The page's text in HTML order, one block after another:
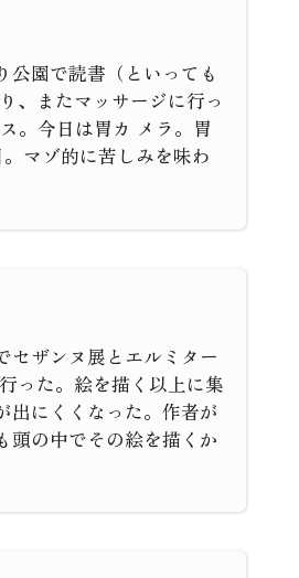
公園で読書（といっても
、またマッサージに行っ
。今日は胃カ メラ。胃
マゾ的に苦しみを味わ
セザンヌ展とエルミター
った。絵を描く以上に集
出にくくなった。作者が
頭の中でその絵を描くか